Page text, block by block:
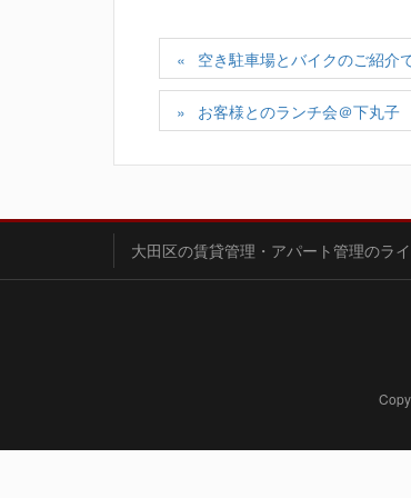
空き駐車場とバイクのご紹介
お客様とのランチ会＠下丸子
大田区の賃貸管理・アパート管理のラ